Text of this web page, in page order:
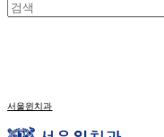
서울윈치과